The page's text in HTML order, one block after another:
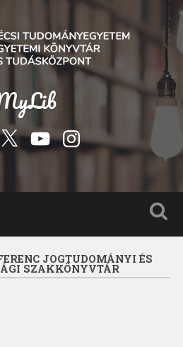
YouTube
Instagram
JOGTUDOMÁNYI ÉS
SZAKKÖNYVTÁR